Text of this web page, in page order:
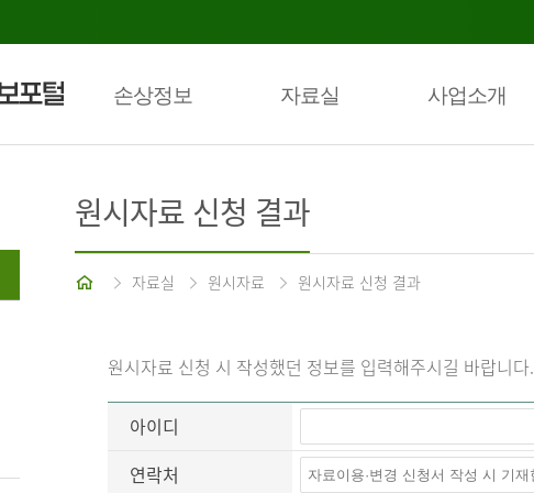
손상정보 자료실 사업소개
원시자료 신청 결과
홈 자료실 원시자료 원시자료 신청 결과
원시자료 신청 시 작성했던 정보를 입력해주시길 바랍니다.
아이디
연락처